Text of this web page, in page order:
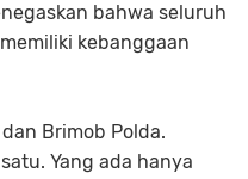
bahwa seluruh
kebanggaan
Brimob Polda.
Yang ada hanya